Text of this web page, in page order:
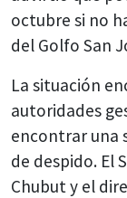
octubre si no
del Golfo San
La situación
autoridades
encontrar una
de despido. El
Chubut y el